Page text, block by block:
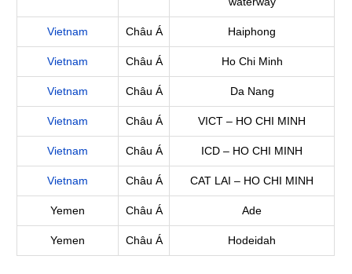
Vietnam Châu Á Haiphong
Vietnam Châu Á Ho Chi Minh
Vietnam Châu Á Da Nang
Vietnam Châu Á VICT – HO CHI MINH
Vietnam Châu Á ICD – HO CHI MINH
Vietnam Châu Á CAT LAI – HO CHI MINH
Yemen Châu Á Ade
Yemen Châu Á Hodeidah